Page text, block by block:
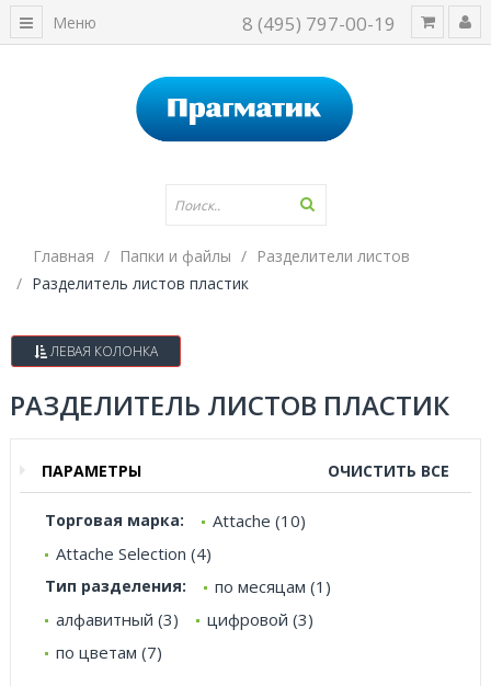
8 (495) 797-00-19
Меню
Главная Папки и файлы
Разделители листов
Разделитель листов пластик
ЛЕВАЯ КОЛОНКА
РАЗДЕЛИТЕЛЬ ЛИСТОВ ПЛАСТИК
ПАРАМЕТРЫ ОЧИСТИТЬ ВСЕ
Торговая марка:
Attache (10)
Attache Selection (4)
Тип разделения:
по месяцам (1)
алфавитный (3)
цифровой (3)
по цветам (7)